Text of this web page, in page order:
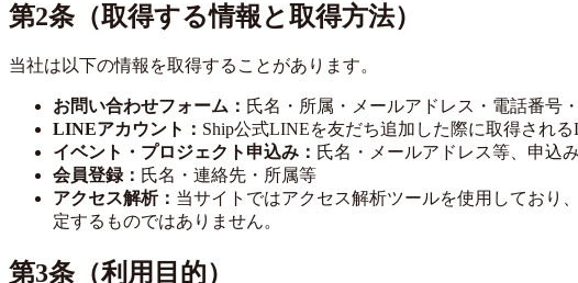
第2条（取得する情報と取得方法）
当社は以下の情報を取得することがあります。
お問い合わせフォーム： 氏名・所属・メールアドレス・電話番号
LINEアカウント： Ship公式LINEを友だち追加した際に取得され
イベント・プロジェクト申込み： 氏名・メールアドレス等、申込
会員登録： 氏名・連絡先・所属等
アクセス解析： 当サイトではアクセス解析ツールを使用しており
定するものではありません。
第3条（利用目的）